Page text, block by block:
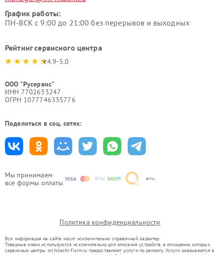
Мы принимаем
все формы оплаты
График работы:
ПН-ВСК с 9:00 до 21:00 без перерывов и выходных
Рейтинг сервисного центра
4.9-5.0
ООО "Русервис"
ИНН 7702633247
ОГРН 1077746335776
Поделиться в соц. сетях:
Политика конфиденциальности
Вся информация на сайте носит исключительно справочный характер.
Товарные знаки используются исключительно для описания устройств, в отношении которых
сервисные центры orl.hitachi-fixim.ru предоставляют услуги по ремонту. Услуги оказываются в